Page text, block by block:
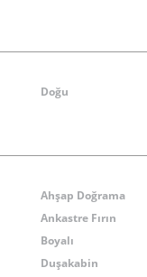
Doğu
Ahşap Doğrama
Ankastre Fırın
Boyalı
Duşakabin